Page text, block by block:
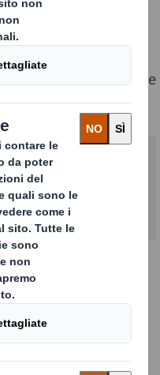
POS per
porcellana e vetro
uniti alla nostra
di imballaggio, permette
produttività.